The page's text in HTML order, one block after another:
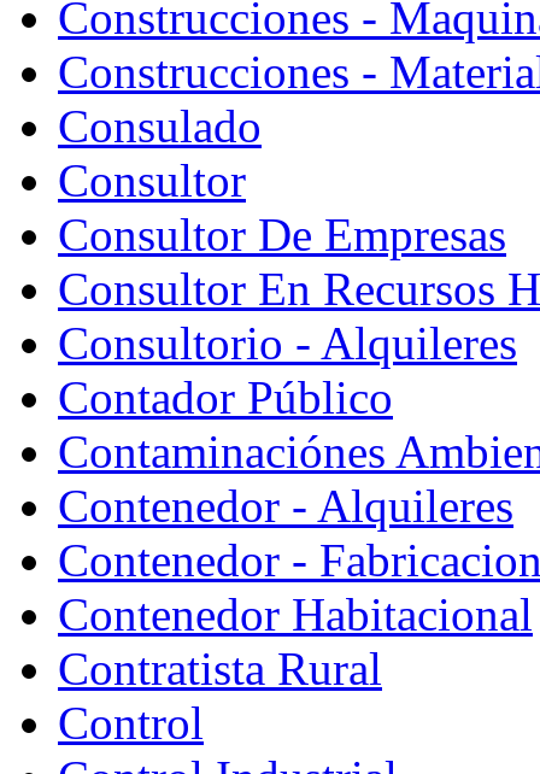
Construcciones -
Construcciones -
Consulado
Consultor
Consultor De Empresas
Consultor En Recursos
Consultorio - Alquileres
Contador Público
Contaminaciónes
Contenedor - Alquileres
Contenedor -
Contenedor Habitacional
Contratista Rural
Control